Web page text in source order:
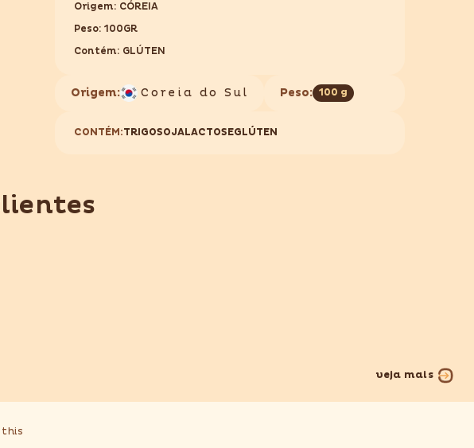
Origem: CÓREIA
Peso: 100GR
Contém: GLÚTEN
Origem: Coreia do Sul Peso: 100 g
CONTÉM:TRIGOSOJALACTOSEGLÚTEN
veja mais
this